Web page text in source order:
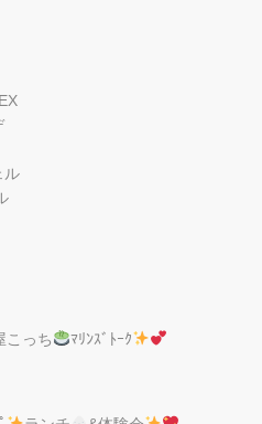
ル
こっち ﾏﾘﾝｽﾞﾄｰｸ